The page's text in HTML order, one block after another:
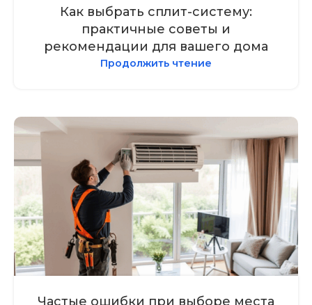
Как выбрать сплит-систему:
практичные советы и
рекомендации для вашего дома
Продолжить чтение
Частые ошибки при выборе места